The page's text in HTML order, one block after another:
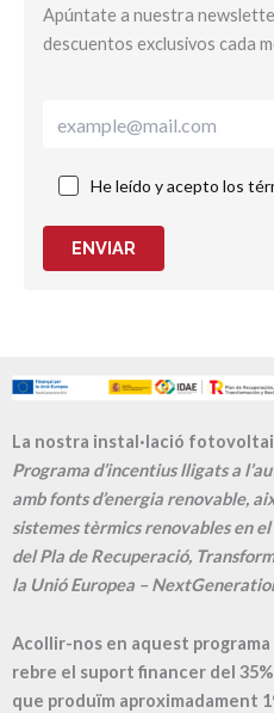
Apúntate a nuestra
descuentos exclusivos cada
He leído y acepto los
ENVIAR
La nostra instal·lació
Programa d’incentius lligats a
amb fonts d’energia renovable,
sistemes tèrmics renovables en
del Pla de Recuperació,
la Unió Europea –
Acollir-nos en aquest programa
rebre el suport financer del
que produïm aproximadament